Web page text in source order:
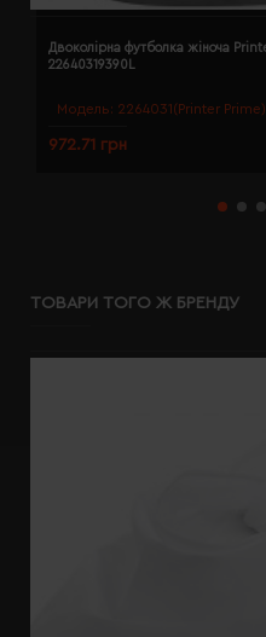
Модель: 2264031(Printer Prime)
Двоколірна футболка жіноча
22640319390L
972.71 грн
ТОВАРИ ТОГО Ж БРЕНДУ